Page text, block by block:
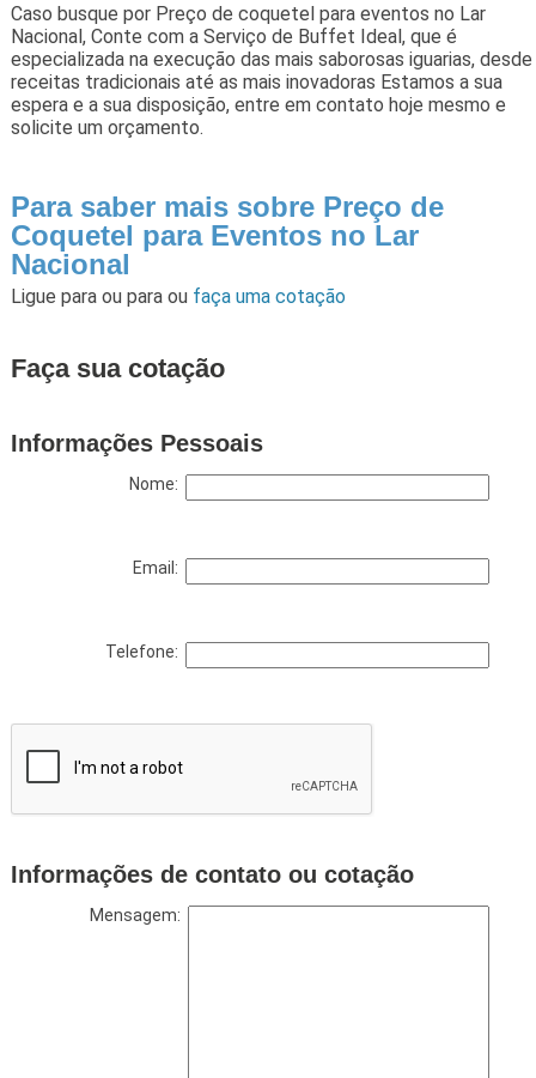
Caso busque por Preço de coquetel para eventos no Lar
Nacional, Conte com a Serviço de Buffet Ideal, que é
especializada na execução das mais saborosas iguarias, desde
receitas tradicionais até as mais inovadoras Estamos a sua
espera e a sua disposição, entre em contato hoje mesmo e
solicite um orçamento.
Para saber mais sobre Preço de
Coquetel para Eventos no Lar
Nacional
Ligue para ou para ou faça uma cotação
Faça sua cotação
Informações Pessoais
Nome:
Email:
Telefone:
Informações de contato ou cotação
Mensagem: